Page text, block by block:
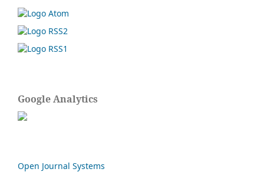
Google Analytics
Open Journal Systems